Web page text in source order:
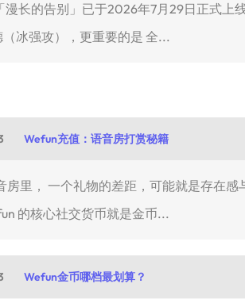
漫长的告别」已于2026年7月29日正式上
冰强攻），更重要的是 全...
Wefun充值：语音房打赏秘籍
房里， 一个礼物的差距，可能就是存在
的核心社交货币就是金币...
Wefun金币哪档最划算？